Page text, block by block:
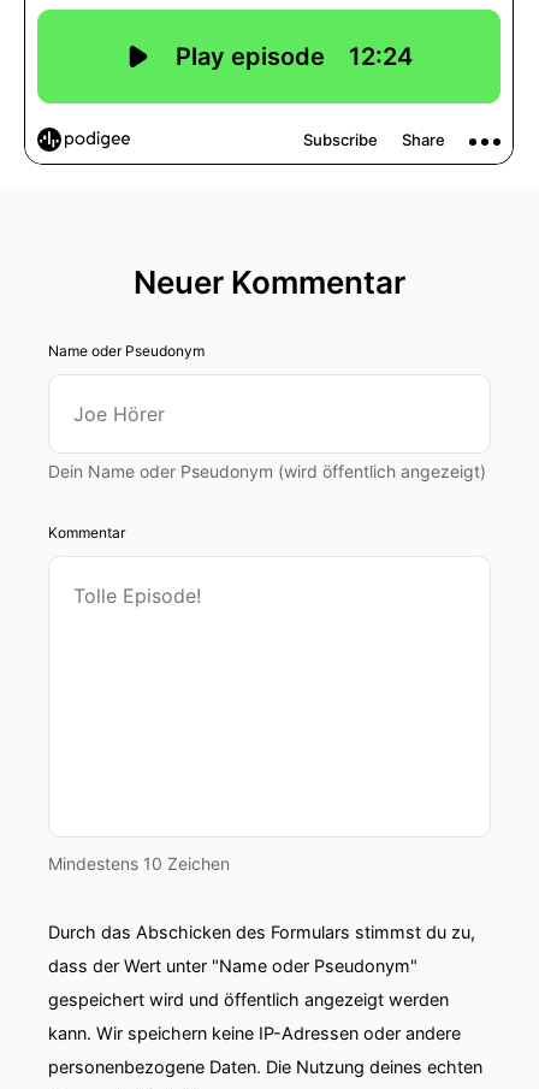
Neuer Kommentar
Name oder Pseudonym
Dein Name oder Pseudonym (wird öffentlich angezeigt)
Kommentar
Mindestens 10 Zeichen
Durch das Abschicken des Formulars stimmst du zu,
dass der Wert unter "Name oder Pseudonym"
gespeichert wird und öffentlich angezeigt werden
kann. Wir speichern keine IP-Adressen oder andere
personenbezogene Daten. Die Nutzung deines echten